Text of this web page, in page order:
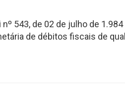
543, de 02 de julho de 1.984
de débitos fiscais de